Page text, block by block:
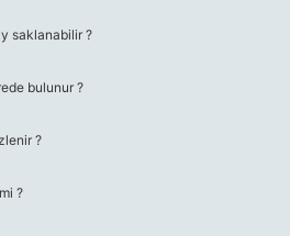
saklanabilir ?
bulunur ?
?
?